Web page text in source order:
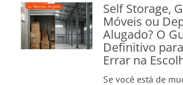
Self Storage,
Móveis ou
Alugado? O
Definitivo
Errar na
Se você está de